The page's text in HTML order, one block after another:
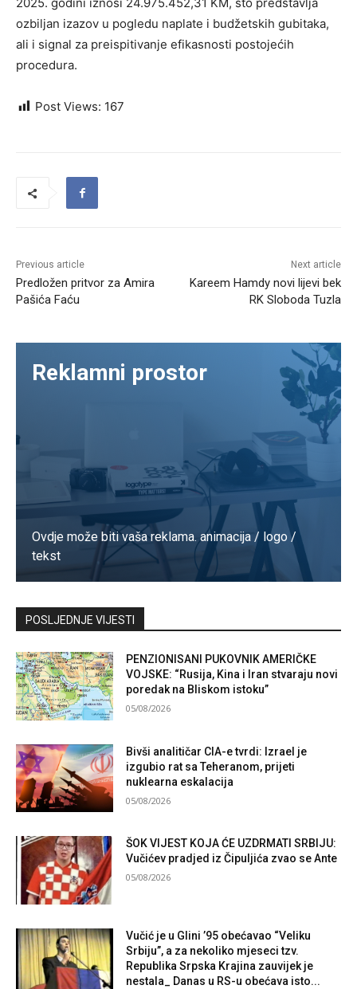
ozbiljan izazov u pogledu naplate i budžetskih gubitaka,
ali i signal za preispitivanje efikasnosti postojećih
procedura.
Post Views: 167
Previous article
Predložen pritvor za Amira
Pašića Faću
Next article
Kareem Hamdy novi lijevi bek
RK Sloboda Tuzla
Reklamni prostor
Ovdje može biti vaša reklama. animacija / logo /
tekst
Kontaktirajte nas
POSLJEDNJE VIJESTI
PENZIONISANI PUKOVNIK AMERIČKE
VOJSKE: “Rusija, Kina i Iran stvaraju novi
poredak na Bliskom istoku”
05/08/2026
Bivši analitičar CIA-e tvrdi: Izrael je
izgubio rat sa Teheranom, prijeti
nuklearna eskalacija
05/08/2026
ŠOK VIJEST KOJA ĆE UZDRMATI SRBIJU:
Vučićev pradjed iz Čipuljića zvao se Ante
05/08/2026
Vučić je u Glini ’95 obećavao “Veliku
Srbiju”, a za nekoliko mjeseci tzv.
Republika Srpska Krajina zauvijek je
nestala_ Danas u RS-u obećava isto...